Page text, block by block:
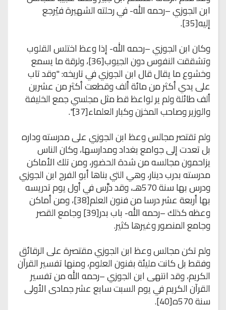
ابن الجوزي –رحمه الله- في رحلته الشهيرة فيُرجع
إليه[35].
وكان ابن الجوزي –رحمه الله- إذا وعظ اختلس القلوب
وتشققت النفوس دون الجيوب[36]، ولرقة ما يسمع
وخشوع ما يقال قال ابن الجوزي في تاريخه: "وقد تاب
على يدي أكثر من مائة ألف وقطعت أكثر من عشرين
ألف طائلة ولم ير لواعظ قط مثل مجلسي جمع الخليفة
والوزير وصاحب المخزن وكبار العلماء[37]".
ولم تقتصر مجالس وعظ ابن الجوزي على مدرسته وداره
بل تعدت إلى جوامع بغداد ومدارسها، وكان الناس
يزاحمون مجالسه من شدة الحضور، ومن تلك الأماكن
مدرسته بدرب دينار، وهي التي بناها أبو الفرج ابن الجوزي
ودرس بها سنة 570هـ، وقد درَّس في أول يوم تدريسه
بها أربعة عشر درسا من فنون العلم[38]، ومن أماكن
وعظه كذلك –رحمه الله- باب بدر[39] وجامع القصر
وجامع المنصور وغيرها كثير.
ولم تكن مجالس وعظ ابن الجوزي مقتصرة على الرقائق
وفقط بل كانت مليئة بفنون العلوم، ومنها تفسير القرآن
الكريم، وقد انتهى ابن الجوزي –رحمه الله من تفسير
القرآن الكريم في يوم السبت سابع عشر جمادى الأولى
سنة 570ه[40].